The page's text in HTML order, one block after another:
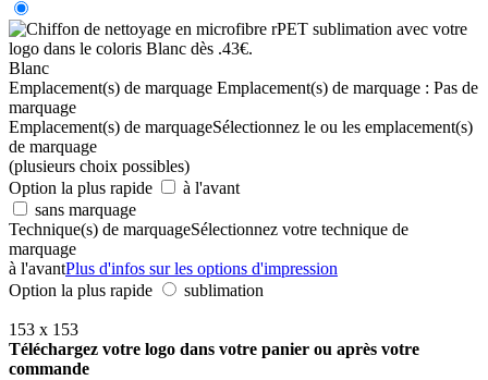
Blanc
Emplacement(s) de marquage Emplacement(s) de marquage : Pas de
marquage
Emplacement(s) de marquageSélectionnez le ou les emplacement(s)
de marquage
(plusieurs choix possibles)
Option la plus rapide
à l'avant
sans marquage
Technique(s) de marquageSélectionnez votre technique de
marquage
à l'avantPlus d'infos sur les options d'impression
Option la plus rapide
sublimation
153 x 153
Téléchargez votre logo dans votre panier ou après votre
commande